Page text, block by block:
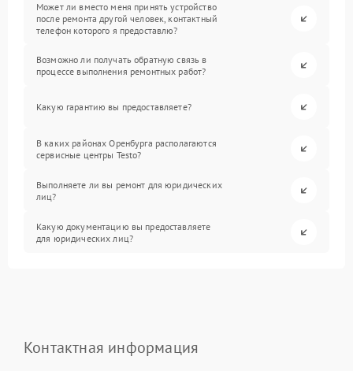
Может ли вместо меня принять устройство
после ремонта другой человек, контактный
телефон которого я предоставлю?
Возможно ли получать обратную связь в
процессе выполнения ремонтных работ?
Какую гарантию вы предоставляете?
В каких районах Оренбурга располагаются
сервисные центры Testo?
Выполняете ли вы ремонт для юридических
лиц?
Какую документацию вы предоставляете
для юридических лиц?
Контактная информация